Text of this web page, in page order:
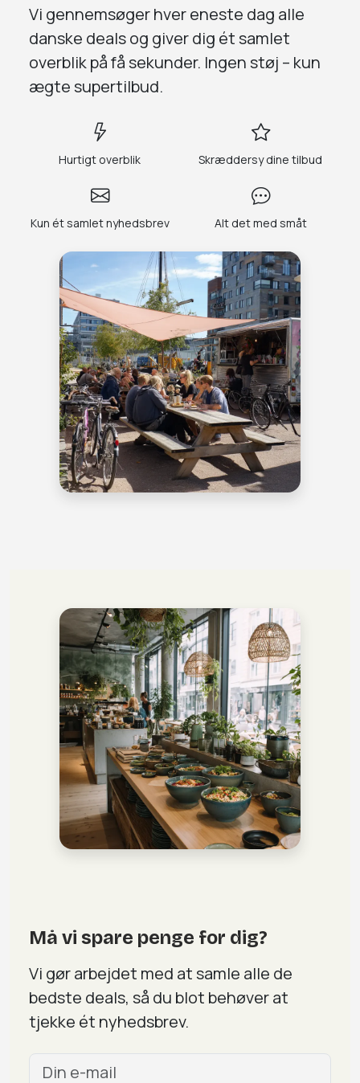
Vi gennemsøgerhver eneste dag alle
danske deals og giver dig ét samlet
overblik på få sekunder. Ingen støj – kun
ægte supertilbud.
Hurtigt overblik Skræddersy dine tilbud
Kun ét samlet nyhedsbrev Alt det med småt
Må vi spare penge for dig?
Vi gør arbejdet med at samle alle de
bedste deals, så du blot behøver at
tjekke ét nyhedsbrev.